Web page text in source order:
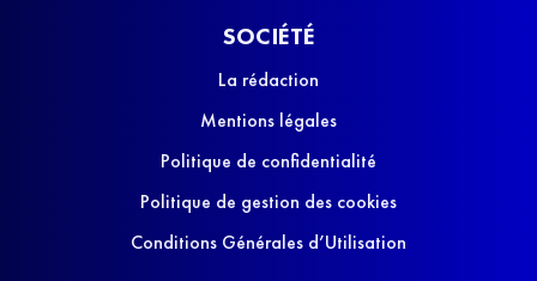
SOCIÉTÉ
La rédaction
Mentions légales
Politique de confidentialité
Politique de gestion des cookies
Conditions Générales d’Utilisation